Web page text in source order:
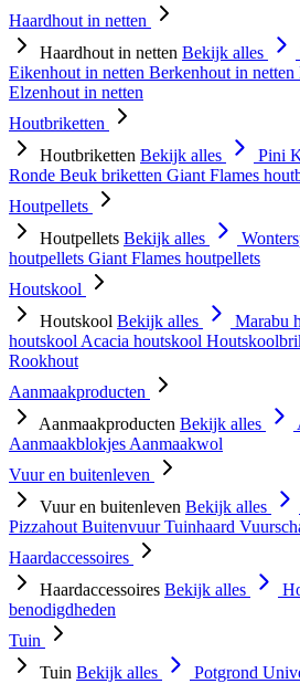
Haardhout in netten
Haardhout in netten Bekijk alles
Eikenhout in netten Berkenhout in netten
Elzenhout in netten
Houtbriketten
Houtbriketten Bekijk alles Pini
Ronde Beuk briketten Giant Flames
Houtpellets
Houtpellets Bekijk alles
houtpellets Giant Flames houtpellets
Houtskool
Houtskool Bekijk alles Marabu
houtskool Acacia houtskool
Rookhout
Aanmaakproducten
Aanmaakproducten Bekijk alles
Aanmaakblokjes Aanmaakwol
Vuur en buitenleven
Vuur en buitenleven Bekijk alles
Pizzahout BuitenvuurTuinhaard
Haardaccessoires
Haardaccessoires Bekijk alles
benodigdheden
Tuin
Tuin Bekijk alles Potgrond